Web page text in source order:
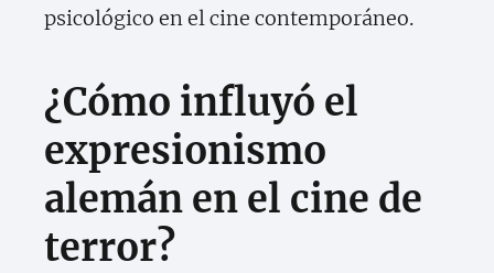
psicológico en el cine contemporáneo.
¿Cómo influyó el
expresionismo
alemán en el cine de
terror?